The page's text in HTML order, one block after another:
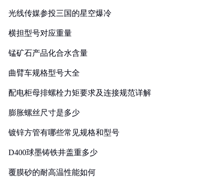
光线传媒参投三国的星空爆冷
横担型号对应重量
锰矿石产品化合水含量
曲臂车规格型号大全
配电柜母排螺栓力矩要求及连接规范详解
膨胀螺丝尺寸是多少
镀锌方管有哪些常见规格和型号
D400球墨铸铁井盖重多少
覆膜砂的耐高温性能如何